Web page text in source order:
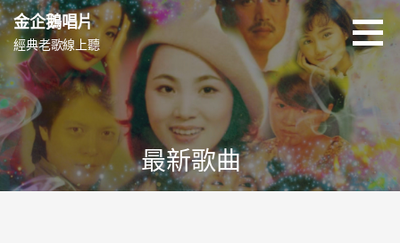
跳
至
主
要
內
容
金企鵝唱片
經典老歌線上聽
最新歌曲